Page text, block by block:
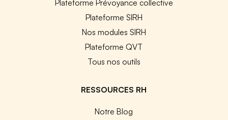
Plateforme Prévoyance collective
Plateforme SIRH
Nos modules SIRH
Plateforme QVT
Tous nos outils
RESSOURCES RH
Notre Blog